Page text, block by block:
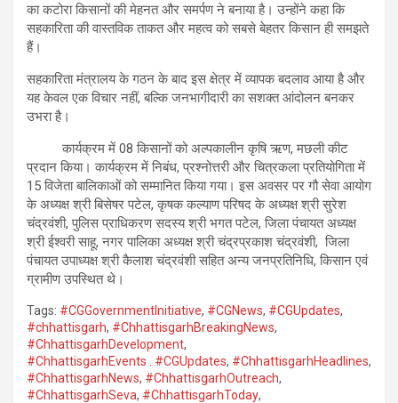
का कटोरा किसानों की मेहनत और समर्पण ने बनाया है। उन्होंने कहा कि
सहकारिता की वास्तविक ताकत और महत्व को सबसे बेहतर किसान ही समझते
हैं।
सहकारिता मंत्रालय के गठन के बाद इस क्षेत्र में व्यापक बदलाव आया है और
यह केवल एक विचार नहीं, बल्कि जनभागीदारी का सशक्त आंदोलन बनकर
उभरा है।
कार्यक्रम में 08 किसानों को अल्पकालीन कृषि ऋण, मछली कीट
प्रदान किया। कार्यक्रम में निबंध, प्रश्नोत्तरी और चित्रकला प्रतियोगिता में
15 विजेता बालिकाओं को सम्मानित किया गया। इस अवसर पर गौ सेवा आयोग
के अध्यक्ष श्री बिसेषर पटेल, कृषक कल्याण परिषद के अध्यक्ष श्री सुरेश
चंद्रवंशी, पुलिस प्राधिकरण सदस्य श्री भगत पटेल, जिला पंचायत अध्यक्ष
श्री ईश्वरी साहू, नगर पालिका अध्यक्ष श्री चंद्रप्रकाश चंद्रवंशी, जिला
पंचायत उपाध्यक्ष श्री कैलाश चंद्रवंशी सहित अन्य जनप्रतिनिधि, किसान एवं
ग्रामीण उपस्थित थे।
Tags: #CGGovernmentInitiative, #CGNews, #CGUpdates,
#chhattisgarh, #ChhattisgarhBreakingNews,
#ChhattisgarhDevelopment,
#ChhattisgarhEvents . #CGUpdates, #ChhattisgarhHeadlines,
#ChhattisgarhNews, #ChhattisgarhOutreach,
#ChhattisgarhSeva, #ChhattisgarhToday,